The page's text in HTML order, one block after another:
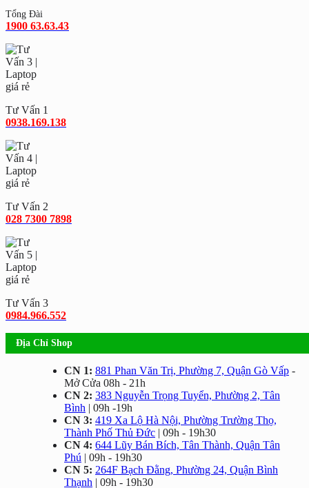
Tổng Đài
1900 63.63.43
Tư Vấn 1
0938.169.138
Tư Vấn 2
028 7300 7898
Tư Vấn 3
0984.966.552
Địa Chỉ Shop
CN 1: 881 Phan Văn Trị, Phường 7, Quận Gò Vấp -
Mở Cửa 08h - 21h
CN 2: 383 Nguyễn Trọng Tuyển, Phường 2, Tân
Bình | 09h -19h
CN 3: 419 Xa Lộ Hà Nội, Phường Trường Thọ,
Thành Phố Thủ Đức | 09h - 19h30
CN 4: 644 Lũy Bán Bích, Tân Thành, Quận Tân
Phú | 09h - 19h30
CN 5: 264F Bạch Đằng, Phường 24, Quận Bình
Thạnh | 09h - 19h30